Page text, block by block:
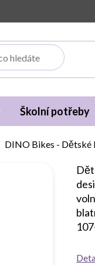
Školní potřeby
DINO Bikes - Dětské